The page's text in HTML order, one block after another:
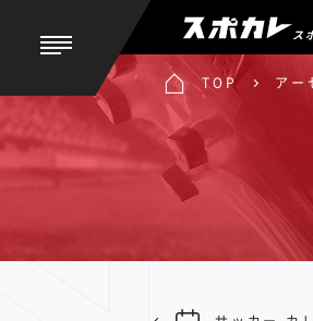
ス
TOP アー